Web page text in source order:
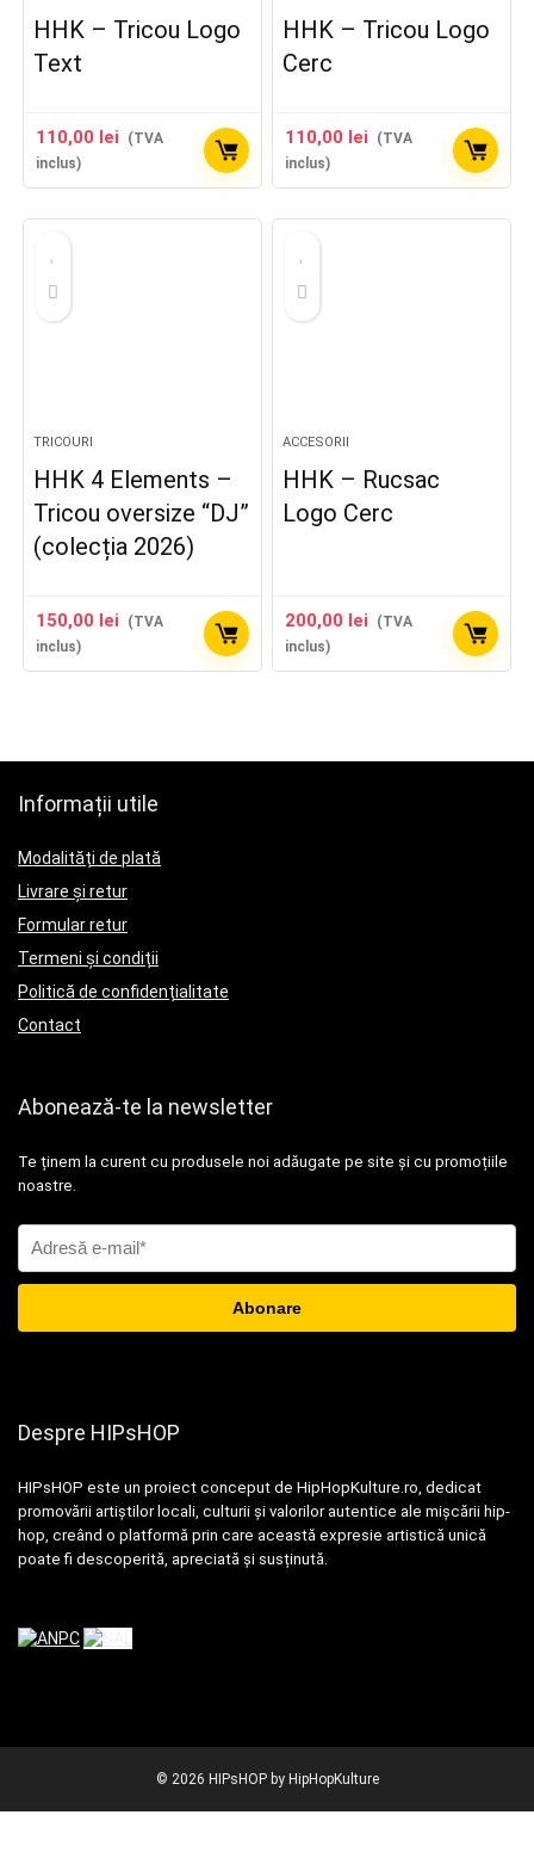
HHK – Tricou Logo
Text
110,00 lei
(TVA
inclus)
HHK – Tricou Logo
Cerc
110,00 lei
(TVA
inclus)
TRICOURI
HHK 4 Elements –
Tricou oversize “DJ”
(colecția 2026)
150,00 lei
(TVA
inclus)
ACCESORII
HHK – Rucsac
Logo Cerc
200,00 lei
(TVA
inclus)
Informații utile
Modalități de plată
Livrare și retur
Formular retur
Termeni și condiții
Politică de confidențialitate
Contact
Abonează-te la newsletter
Te ținem la curent cu produsele noi adăugate pe site și cu promoțiile
noastre.
Despre HIPsHOP
HIPsHOP este un proiect conceput de HipHopKulture.ro, dedicat
promovării artiștilor locali, culturii și valorilor autentice ale mișcării hip-
hop, creând o platformă prin care această expresie artistică unică
poate fi descoperită, apreciată și susținută.
© 2026 HIPsHOP by HipHopKulture